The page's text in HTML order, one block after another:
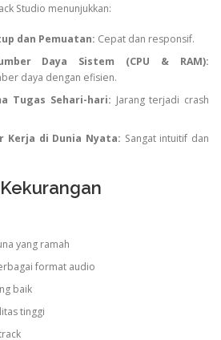
Studio menunjukkan:
dan Pemuatan: Cepat dan responsif.
Daya Sistem (CPU & RAM):
daya dengan efisien.
Tugas Sehari-hari: Jarang terjadi crash
Kerja di Dunia Nyata: Sangat intuitif dan
yang ramah
format audio
baik
tinggi